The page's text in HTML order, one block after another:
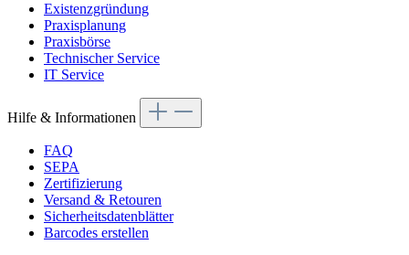
Existenzgründung
Praxisplanung
Praxisbörse
Technischer Service
IT Service
Hilfe & Informationen
FAQ
SEPA
Zertifizierung
Versand & Retouren
Sicherheitsdatenblätter
Barcodes erstellen